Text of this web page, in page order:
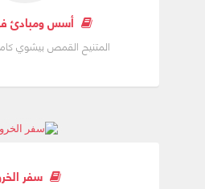
أسس ومبادئ
المتنيح القمص بيشوي
سفر